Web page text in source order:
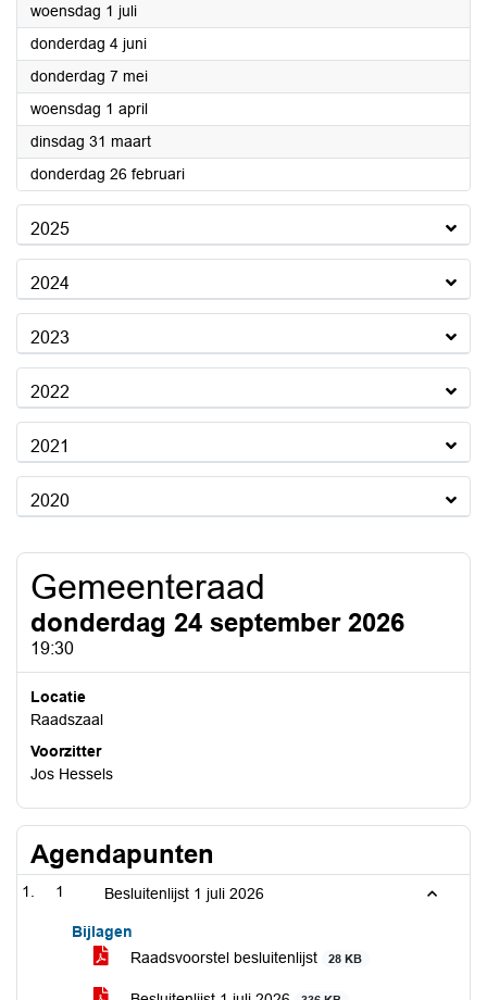
woensdag 1 juli2026
donderdag 4 juni2026
donderdag 7 mei2026
woensdag 1 april2026
dinsdag 31 maart2026
donderdag 26 februari2026
2025
2024
2023
2022
2021
2020
Gemeenteraad
donderdag 24 september 2026
19:30
Locatie
Raadszaal
Voorzitter
Jos Hessels
Agendapunten
1 Besluitenlijst 1 juli 2026
Bijlagen
Raadsvoorstel besluitenlijst
28 KB